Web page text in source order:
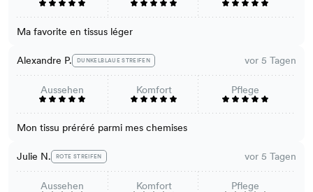
Ma favorite en tissus léger
Alexandre P. DUNKELBLAUE STREIFEN vor 5 Tagen
Aussehen Komfort Pflege
Mon tissu préréré parmi mes chemises
Julie N. ROTE STREIFEN vor 5 Tagen
Aussehen Komfort Pflege